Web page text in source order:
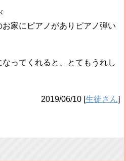
家にピアノがありピアノ弾い
ってくれると、とてもうれし
2019/06/10[生徒さん]